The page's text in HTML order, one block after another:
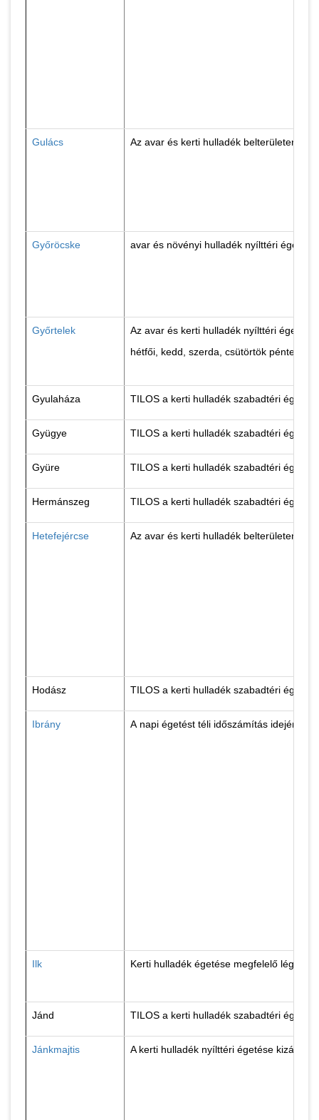
Gulács Az avar és kerti hulladék belterületen
Győröcske avar és növényi hulladék nyílttéri
Győrtelek
Az avar és kerti hulladék nyílttéri
hétfői, kedd, szerda, csütörtök péntek,
Gyulaháza TILOS a kerti hulladék szabadtéri
Gyügye TILOS a kerti hulladék szabadtéri
Gyüre TILOS a kerti hulladék szabadtéri
Hermánszeg TILOS a kerti hulladék szabadtéri
Hetefejércse Az avar és kerti hulladék belterületen
Hodász TILOS a kerti hulladék szabadtéri
Ibrány A napi égetést téli időszámítás idején :
Ilk Kerti hulladék égetése megfelelő légköri
Jánd TILOS a kerti hulladék szabadtéri
Jánkmajtis A kerti hulladék nyílttéri égetése